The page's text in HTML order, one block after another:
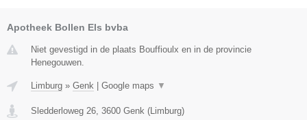
Apotheek Bollen Els bvba
Niet gevestigd in de plaats Bouffioulx en in de provincie
Henegouwen.
Limburg » Genk Google maps ▼
Sledderloweg 26 3600 Genk ( Limburg)